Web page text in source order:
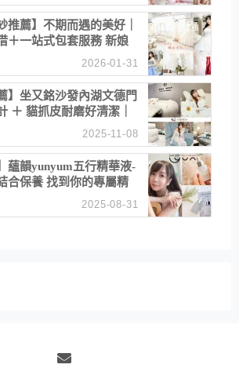
推薦】不期而遇的美好｜
＋一站式包套服務 新娘
2026-01-31
】坐又銘沙發內湖文德門
＋ 貓抓皮耐磨好清潔｜
透明 高CP值打造夢想
2025-11-08
蘊韻yunyum五行精華液-
合保養 找到你的專屬精
選「潤・賦精華」維持
衡
2025-08-31